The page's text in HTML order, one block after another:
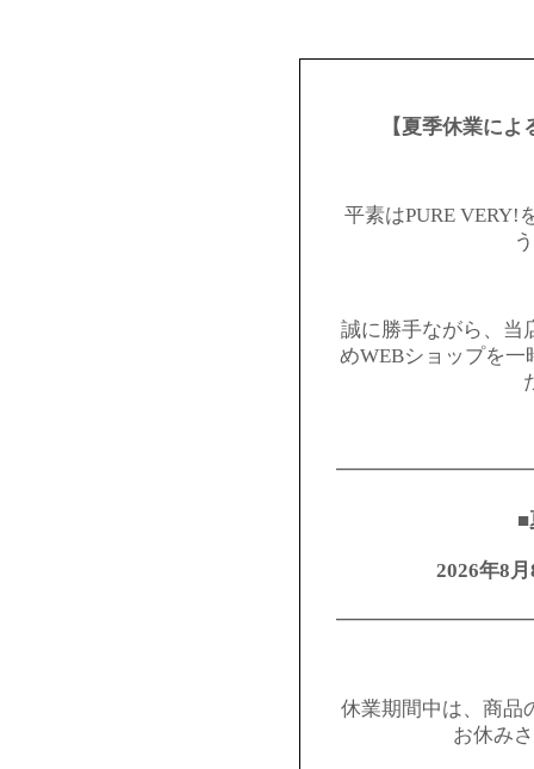
【夏季休業に
平素はPURE VERY!
誠に勝手ながら、当
めWEBショップを
■
2026年8
休業期間中は、商品
お休み